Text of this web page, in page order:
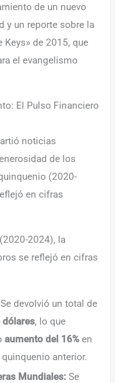
de un nuevo
y un reporte sobre la
Keys» de 2015, que
el evangelismo
El Pulso Financiero
noticias
de los
(2020-
en cifras
2024), la
se reflejó en cifras
Se devolvió un total de
, lo que
aumento del 16% en
anterior.
Mundiales: Se